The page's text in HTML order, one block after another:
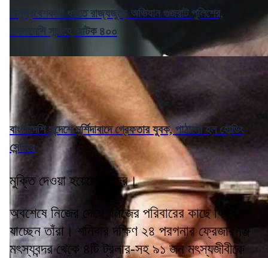
অনুপ্রবেশকারী ধরতে রাজ্যজুড়ে অভিযান গুজরাট পুলিশের,
বাংলাদেশি সন্দেহে আটক ৪০০
বাংলাদেশি সন্দেশে মুর্শিদাবাদে গ্রেফতার যুবক, পাঠানো হল হোল্ডিং
সেন্টারে
মুক্তি দেওয়া হয়েছে তাঁদের।
অবশেষে নিজের দেশে, নিজের পরিবারের কাছে ফিরে
যাচ্ছেন তাঁরা। শনিবার দক্ষিণ ২৪ পরগনার ফ্রেজারগঞ্জ
মৎস্যবন্দর থেকে ৪টি ট্রলার-সহ ৯১ জন মৎস্যজীবীকে